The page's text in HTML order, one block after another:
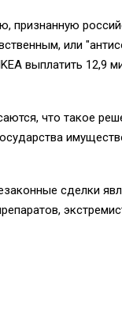
признанную
или
выплатить 12,9
что такое
сделки